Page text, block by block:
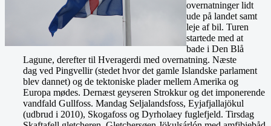
overnatninger lidt
ude på landet samt
leje af bil. Turen
startede med at
bade i Den Blå
Lagune, derefter til Hveragerdi med overnatning. Næste
dag ved Pingvellir (stedet hvor det gamle Islandske parlament
blev dannet) og de tektoniske plader mellem Amerika og
Europa mødes. Dernæst geyseren Strokkur og det imponerende
vandfald Gullfoss. Mandag Seljalandsfoss, Eyjafjallajökul
(udbrud i 2010), Skogafoss og Dyrholaey fuglefjeld. Tirsdag